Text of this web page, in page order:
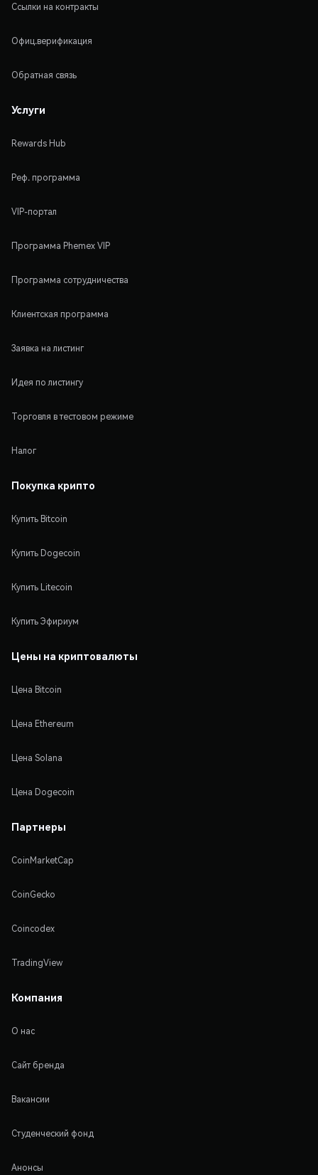
Ссылки на контракты
Офиц.верификация
Обратная связь
Услуги
Rewards Hub
Реф. программа
VIP-портал
Программа Phemex VIP
Программа сотрудничества
Клиентская программа
Заявка на листинг
Идея по листингу
Торговля в тестовом режиме
Налог
Покупка крипто
Купить Bitcoin
Купить Dogecoin
Купить Litecoin
Купить Эфириум
Цены на криптовалюты
Цена Bitcoin
Цена Ethereum
Цена Solana
Цена Dogecoin
Партнеры
CoinMarketCap
CoinGecko
Coincodex
TradingView
Компания
О нас
Сайт бренда
Вакансии
Студенческий фонд
Анонсы